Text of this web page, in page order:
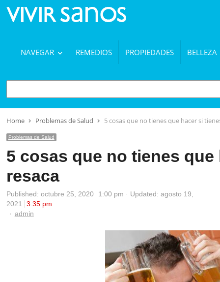
NAVEGAR REMEDIOS PROPIEDADES BELLEZA
BUSCAR
Home Problemas de Salud 5 cosas que no tienes que hacer si
Problemas de Salud
5 cosas que no tienes
resaca
Published: octubre 25, 2020 1:00 pm
Updated: agosto 19,
2021
3:35 pm
Author
admin